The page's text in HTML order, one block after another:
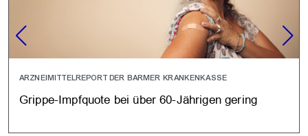
ARZNEIMITTELREPORT DER BARMER KRANKENKASSE
Grippe-Impfquote bei über 60-Jährigen gering